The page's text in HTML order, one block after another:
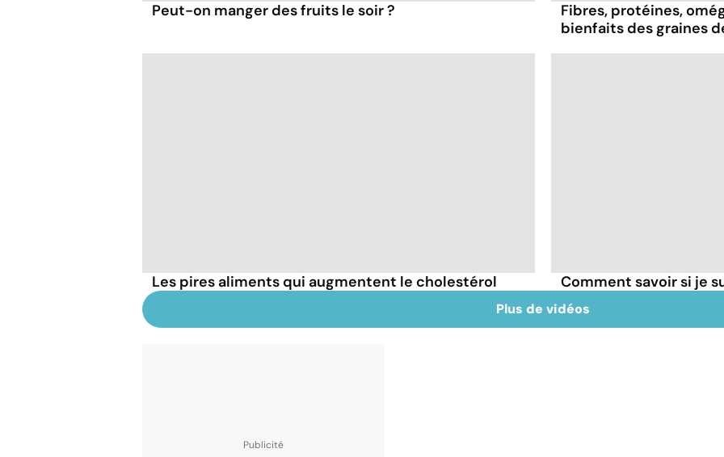
Peut-on manger des fruits le soir ?
Fibres, protéines,
bienfaits des graines
Les pires aliments qui augmentent le cholestérol Comment savoir si je
Plus de vidéos